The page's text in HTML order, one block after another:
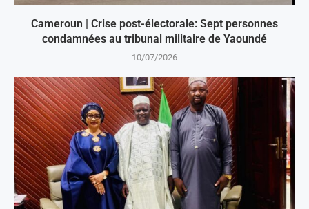
Cameroun | Crise post-électorale: Sept personnes
condamnées au tribunal militaire de Yaoundé
10/07/2026